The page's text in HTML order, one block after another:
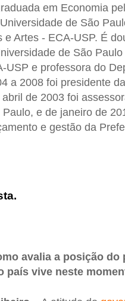
em Economia
de São
e Artes - ECA-USP. É
de São
USP e professora do
a 2008 foi presidente
de 2003 foi
e de janeiro de
e gestão da
avalia a posição
país vive neste